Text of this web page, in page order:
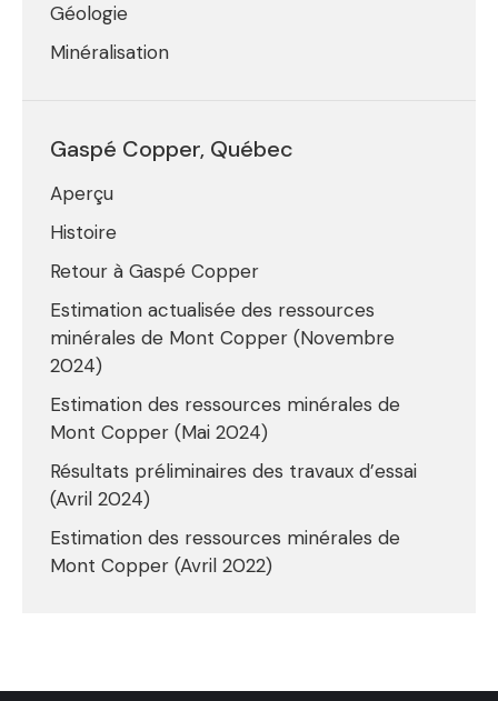
Géologie
Minéralisation
Gaspé Copper, Québec
Aperçu
Histoire
Retour à Gaspé Copper
Estimation actualisée des ressources
minérales de Mont Copper (Novembre
2024)
Estimation des ressources minérales de
Mont Copper (Mai 2024)
Résultats préliminaires des travaux d’essai
(Avril 2024)
Estimation des ressources minérales de
Mont Copper (Avril 2022)